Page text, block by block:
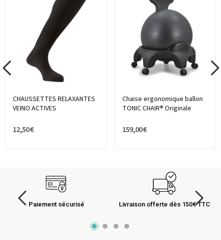
CHAUSSETTES RELAXANTES
VEINO ACTIVES
12,50 €
Chaise ergonomique ballon
TONIC CHAIR® Originale
159,00 €
Paiement sécurisé Livraison offerte dès 150€ TTC